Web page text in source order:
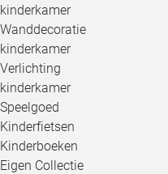
kinderkamer
Wanddecoratie
kinderkamer
Verlichting
kinderkamer
Speelgoed
Kinderfietsen
Kinderboeken
Eigen Collectie